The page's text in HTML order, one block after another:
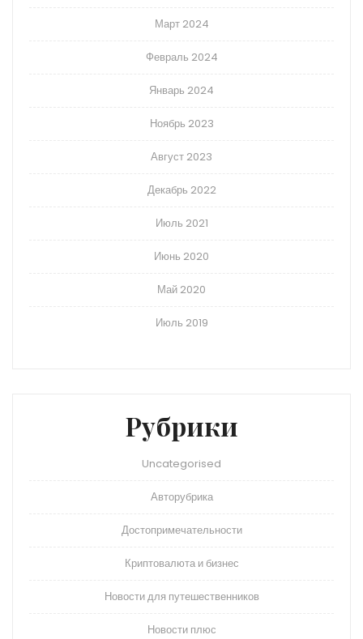
Март 2024
Февраль 2024
Январь 2024
Ноябрь 2023
Август 2023
Декабрь 2022
Июль 2021
Июнь 2020
Май 2020
Июль 2019
Рубрики
Uncategorised
Авторубрика
Достопримечательности
Криптовалюта и бизнес
Новости для путешественников
Новости плюс